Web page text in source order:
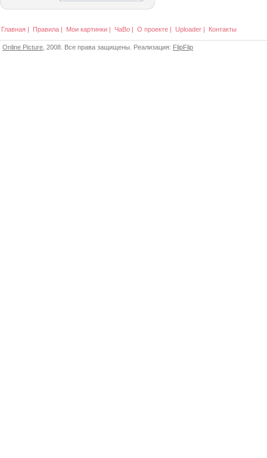
Главная | Правила | Мои картинки | ЧаВо | О проекте | Uploader | Контакты
Online Picture , 2008. Все права защищены. Реализация: FlipFlip